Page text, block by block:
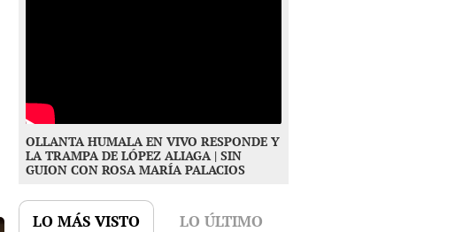
OLLANTA HUMALA EN VIVO RESPONDE Y
LA TRAMPA DE LÓPEZ ALIAGA | SIN
GUION CON ROSA MARÍA PALACIOS
LO MÁS VISTO LO ÚLTIMO